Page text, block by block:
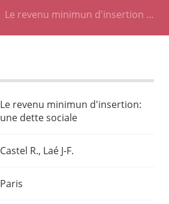
Le revenu minimun d'insertion …
Le revenu minimun d'insertion:
une dette sociale
Castel R., Laé J-F.
Paris